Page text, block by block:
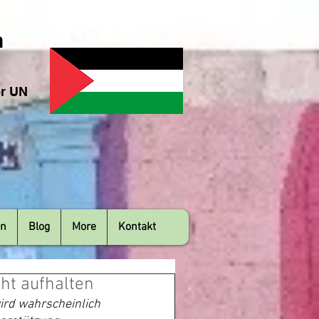
UN
aufhalten
wahrscheinlich
Blog More Kontakt